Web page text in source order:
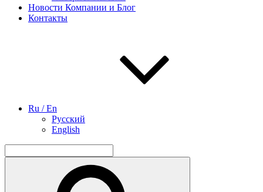
Новости Компании и Блог
Контакты
Ru / En
Русский
English